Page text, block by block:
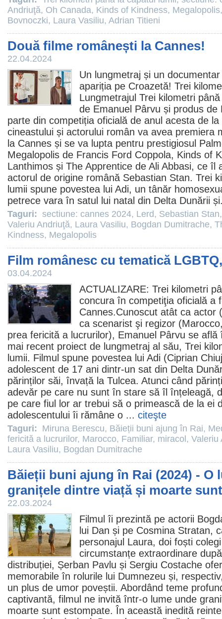
Andriuţă, Oh Canada, Kinds of Kindness, Megalopolis
Bovnoczki, Laura Vasiliu, Adrian Titieni
Două filme românești la Cannes!
22.04.2024
Un lungmetraj și un
apariția pe Croazetă! Trei
Lungmetrajul Trei kilometri
de Emanuel Pârvu și produs de
parte din competiția oficială de anul acesta de
cineastului și actorului român va avea premiera
la Cannes și se va lupta pentru prestigiosul
Megalopolis de Francis Ford Coppola, Kinds of
Lanthimos și The Apprentice de Ali Abbasi, ce îl
actorul de origine română Sebastian Stan. Trei
lumii spune povestea lui Adi, un tânăr
petrece vara în satul lui natal din Delta Dunării
Taguri: sectiune: cannes 2024, Lerd, Sebastian Stan
Valeriu Andriuţă, Laura Vasiliu, Bogdan Dumitrache,
Kindness, Megalopolis
Film românesc cu tematică
03.04.2024
ACTUALIZARE: Trei kilometri
concura în competiţia oficială a
Cannes.Cunoscut atât ca actor (
ca scenarist şi regizor (Marocco
prea fericită a lucrurilor), Emanuel Pârvu se află
mai recent proiect de lungmetraj al său, Trei
lumii. Filmul spune povestea lui Adi (Ciprian
adolescent de 17 ani dintr-un sat din Delta
părinților săi, învață la Tulcea. Atunci când
adevăr pe care nu sunt în stare să îl înțeleagă,
pe care fiul lor ar trebui să o primească de la ei
adolescentului îi rămâne o ... citeşte
Taguri: Miruna Berescu, Băieții buni ajung în Rai,
fericită a lucrurilor, Marocco, Familiar, miracol , Valeriu
Laura Vasiliu, Bogdan Dumitrache
Băieții buni ajung în Rai (2024) - O
granițele dintre viață și moarte
22.03.2024
Filmul îi prezintă pe actorii
lui Dan și pe Cosmina Stratan,
personajul Laura, doi foști
circumstanțe extraordinare
distribuției, Șerban Pavlu și Sergiu Costache
memorabile în rolurile lui Dumnezeu și,
un plus de umor poveștii. Abordând teme
captivantă, filmul ne invită într-o lume unde
moarte sunt estompate. În această inedită